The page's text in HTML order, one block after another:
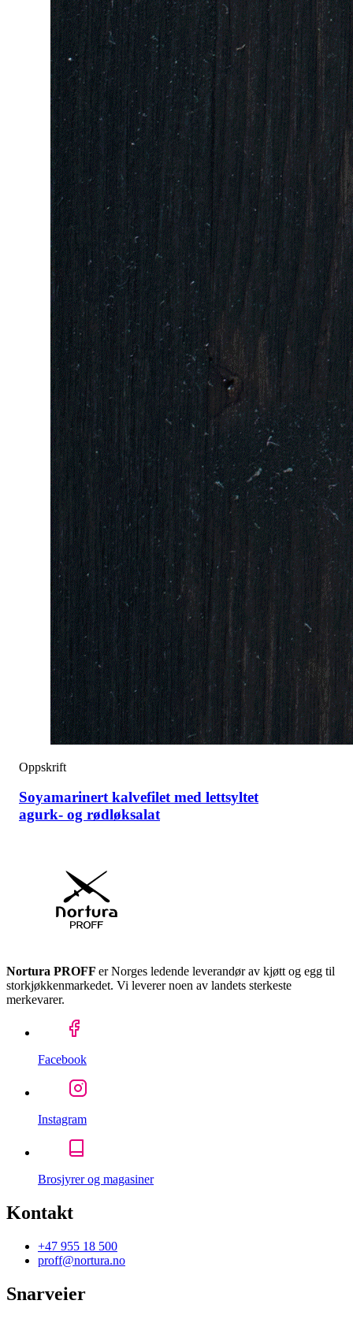
Oppskrift
Soyamarinert kalvefilet med lettsyltet
agurk- og rødløksalat
Nortura PROFF er Norges ledende leverandør av kjøtt og egg til
storkjøkkenmarkedet. Vi leverer noen av landets sterkeste
merkevarer.
Facebook
Instagram
Brosjyrer og magasiner
Kontakt
+47 955 18 500
proff@nortura.no
Snarveier